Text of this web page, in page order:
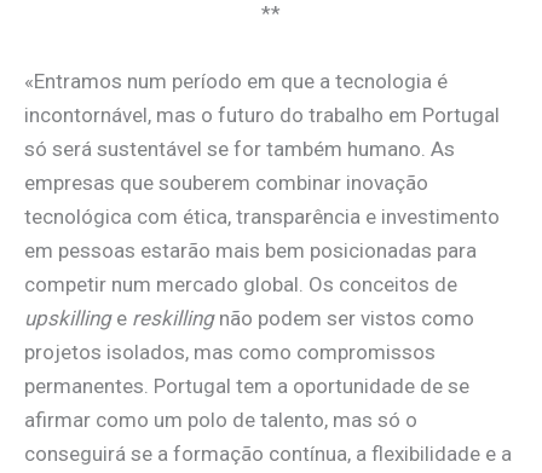
**
«Entramos num período em que a tecnologia é
incontornável, mas o futuro do trabalho em Portugal
só será sustentável se for também humano. As
empresas que souberem combinar inovação
tecnológica com ética, transparência e investimento
em pessoas estarão mais bem posicionadas para
competir num mercado global. Os conceitos de
upskillinge reskillingnão podem ser vistos como
projetos isolados, mas como compromissos
permanentes. Portugal tem a oportunidade de se
afirmar como um polo de talento, mas só o
conseguirá se a formação contínua, a flexibilidade e a